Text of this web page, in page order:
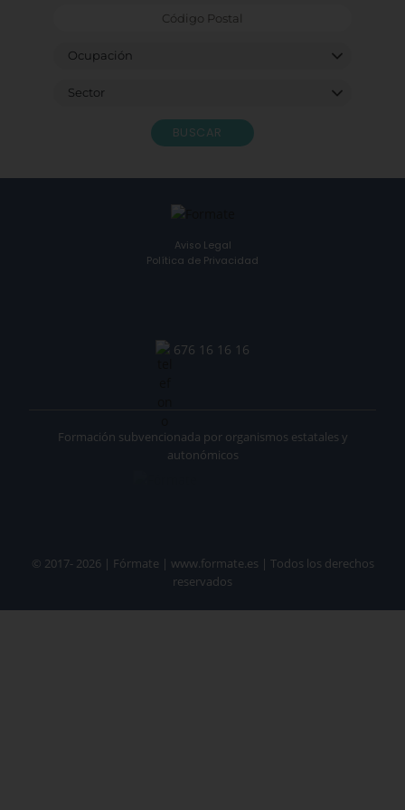
BUSCAR
Aviso Legal
Política de Privacidad
676 16 16 16
© 2017- 2026 | Fórmate | www.formate.es | Todos los derechos
reservados
Formación subvencionada por organismos estatales y
autonómicos